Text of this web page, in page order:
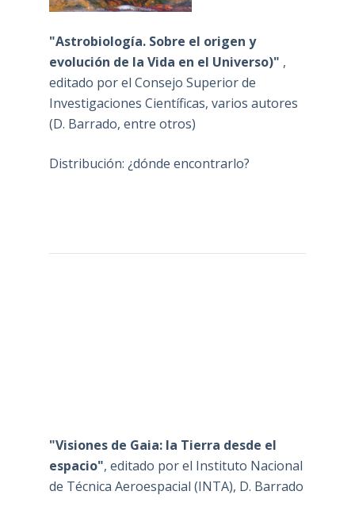
"Astrobiología. Sobre el origen y
evolución de la Vida en el Universo)" ,
editado por el Consejo Superior de
Investigaciones Científicas, varios autores
(D. Barrado, entre otros)
Distribución: ¿dónde encontrarlo?
"Visiones de Gaia: la Tierra desde el
espacio", editado por el Instituto Nacional
de Técnica Aeroespacial (INTA), D. Barrado